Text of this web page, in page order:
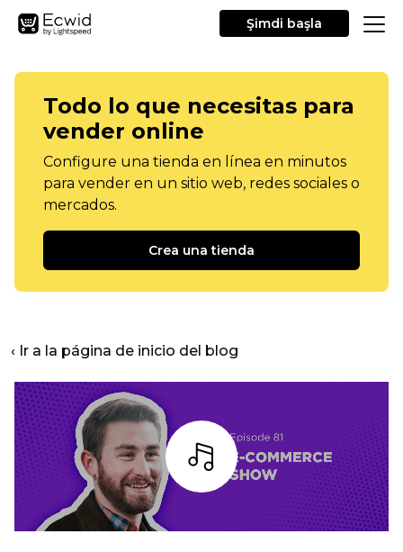
Şimdi başla
Todo lo que necesitas para
vender online
Configure una tienda en línea en minutos
para vender en un sitio web, redes sociales o
mercados.
Crea una tienda
‹ Ir a la página de inicio del blog